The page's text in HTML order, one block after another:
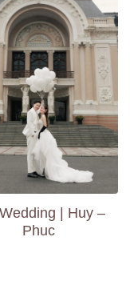
| Huy –
Phuc